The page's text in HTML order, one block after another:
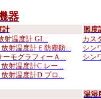
器
計
射温度計 GI...
射温度計Ｅ防塵防...
ーモグラフィーＡ...
射温度計C レー...
射温度計D プロ...
照度
カス
シン
シン
温湿